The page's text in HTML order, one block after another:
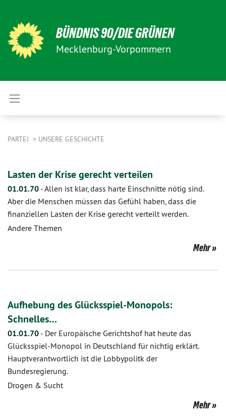
BÜNDNIS 90/DIE GRÜNEN
Mecklenburg-Vorpommern
PARTEI UNSERE GESCHICHTE
Lasten der Krise gerecht verteilen
01.01.70 -Allen ist klar, dass harte Einschnitte nötig sind.
Aber die Menschen müssen das Gefühl haben, dass die
finanziellen Lasten der Krise gerecht verteilt werden.
Andere Themen
Mehr
Aufhebung des Glücksspiel-Monopols:
Schnelles…
01.01.70 - Der Europäische Gerichtshof hat heute das
Glücksspiel-Monopol in Deutschland für nichtig erklärt.
Hauptverantwortlich ist die Lobbypolitk der
Bundesregierung.
Drogen & Sucht
Mehr